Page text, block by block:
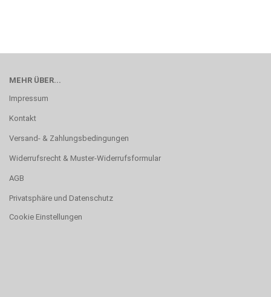
MEHR ÜBER...
Impressum
Kontakt
Versand- & Zahlungsbedingungen
Widerrufsrecht & Muster-Widerrufsformular
AGB
Privatsphäre und Datenschutz
Cookie Einstellungen